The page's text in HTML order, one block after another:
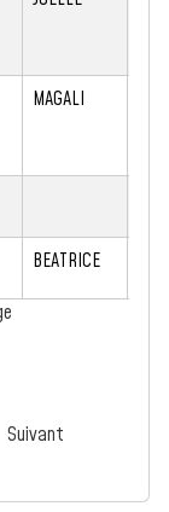
MAGALI
BEATRICE
Suivant